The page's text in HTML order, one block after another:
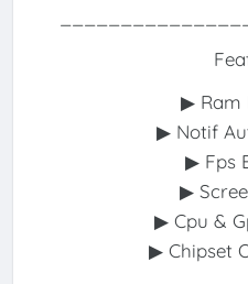
▶ Ram
▶ Notif
▶ Fps
▶
▶ Cpu &
▶ Chipset